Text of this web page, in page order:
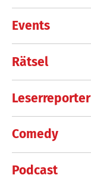
Events
Rätsel
Leserreporter
Comedy
Podcast